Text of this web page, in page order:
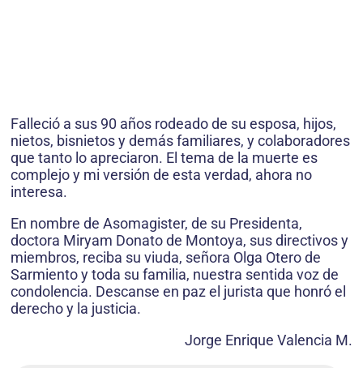
Falleció a sus 90 años rodeado de su esposa, hijos,
nietos, bisnietos y demás familiares, y colaboradores
que tanto lo apreciaron. El tema de la muerte es
complejo y mi versión de esta verdad, ahora no
interesa.
En nombre de Asomagister, de su Presidenta,
doctora Miryam Donato de Montoya, sus directivos y
miembros, reciba su viuda, señora Olga Otero de
Sarmiento y toda su familia, nuestra sentida voz de
condolencia. Descanse en paz el jurista que honró el
derecho y la justicia.
Jorge Enrique Valencia M.